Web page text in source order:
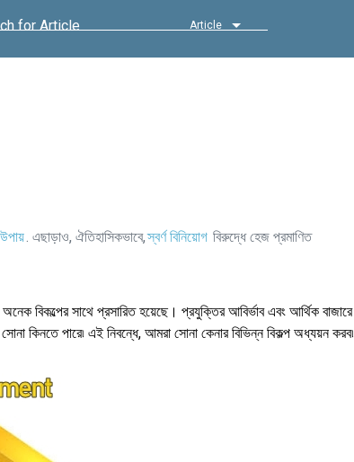
for Article Article
. এছাড়াও, ঐতিহাসিকভাবে,স্বর্ণ বিনিয়োগ বিরুদ্ধে হেজ প্রমাণিত
বিকল্পের সাথে প্রসারিত হয়েছে। প্রযুক্তির আবির্ভাব এবং আর্থিক বাজারে
কিনতে পারে৷ এই নিবন্ধে, আমরা সোনা কেনার বিভিন্ন বিকল্প অধ্যয়ন করব৷